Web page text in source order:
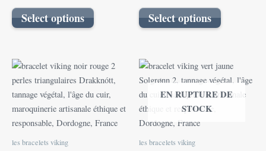
Select options
choisies
sur
du
produit
Select options
choisies
sur
du
produit
les bracelets viking
Plage
prix :
28,00 €
38,00 €
Ce
produit
a
plusieurs
variations.
EN RUPTURE DE
STOCK
les bracelets viking
Plage
prix :
26,00 €
à
36,00 €
Ce
produit
a